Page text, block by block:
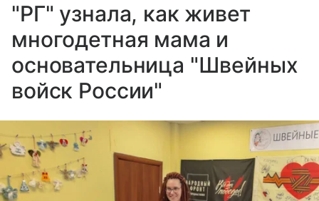
"РГ" узнала, как живет
многодетная мама и
основательница "Швейных
войск России"